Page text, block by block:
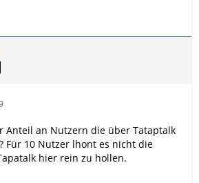
Anteil an Nutzern die über Tataptalk
Für 10 Nutzer lhont es nicht die
hier rein zu hollen.